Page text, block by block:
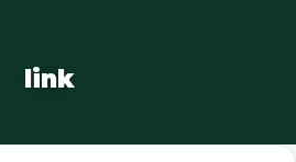
link